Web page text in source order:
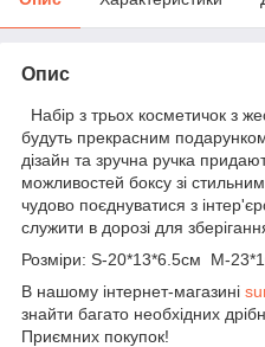
Опис
Набір з трьох косметичок з
будуть прекрасним
дізайн та зручна ручка
можливостей боксу зі
чудово поєднуватися з
служити в дорозі для
Розміри: S-20*13*6.5см M-
В нашому інтернет-магазині
знайти багато необхідних
Приємних покупок!